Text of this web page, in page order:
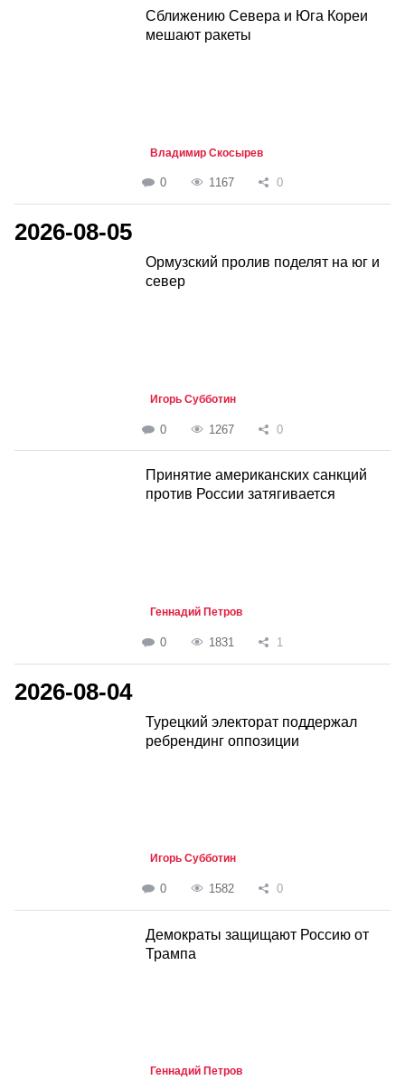
Сближению Севера и Юга Кореи
мешают ракеты
Владимир Скосырев
0 1167 0
2026-08-05
Ормузский пролив поделят на юг и
север
Игорь Субботин
0 1267 0
Принятие американских санкций
против России затягивается
Геннадий Петров
0 1831 1
2026-08-04
Турецкий электорат поддержал
ребрендинг оппозиции
Игорь Субботин
0 1582 0
Демократы защищают Россию от
Трампа
Геннадий Петров